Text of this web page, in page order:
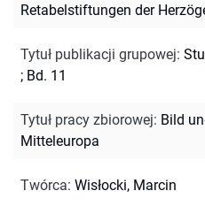
Retabelstiftungen der
Tytuł publikacji grupowej:
; Bd. 11
Tytuł pracy zbiorowej: Bild
Mitteleuropa
Twórca: Wisłocki, Marcin